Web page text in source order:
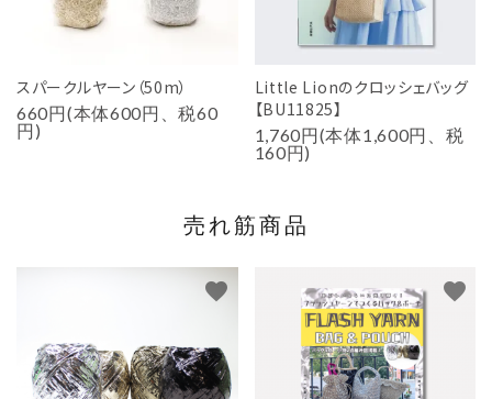
スパークルヤーン（50m）
660円(本体600円、税60
円)
Little Lionのクロッシェバッグ
【BU11825】
1,760円(本体1,600円、税
160円)
売れ筋商品
favorite favorite